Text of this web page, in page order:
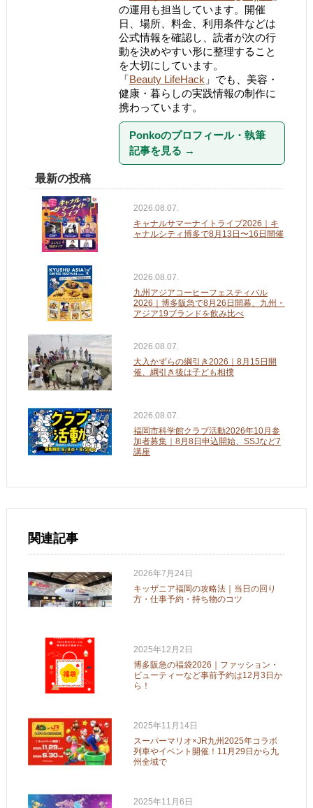
の運用も担当しています。開催
日、場所、料金、利用条件などは
公式情報を確認し、読者が次の行
動を決めやすい形に整理すること
を大切にしています。
「Beauty LifeHack 」でも、美容・
健康・暮らしの実践情報の制作に
携わっています。
Ponkoのプロフィール・執筆
記事を見る →
最新の投稿
2026.08.07.
キャナルサマーナイトライブ2026｜キ
ャナルシティ博多で8月13日〜16日開催
2026.08.07.
九州アジアコーヒーフェスティバル
2026｜博多阪急で8月26日開幕、九州・
アジア19ブランドを飲み比べ
2026.08.07.
大入かずらの綱引き2026｜8月15日開
催、綱引き後は子ども相撲
2026.08.07.
福岡市科学館クラブ活動2026年10月参
加者募集｜8月8日申込開始、SSJなど7
講座
関連記事
2026年7月24日
キッザニア福岡の攻略法｜当日の回り
方・仕事予約・持ち物のコツ
2025年12月2日
博多阪急の福袋2026｜ファッション・
ビューティーなど事前予約は12月3日か
ら！
2025年11月14日
スーパーマリオ×JR九州2025年コラボ
列車やイベント開催！11月29日から九
州全域で
2025年11月6日